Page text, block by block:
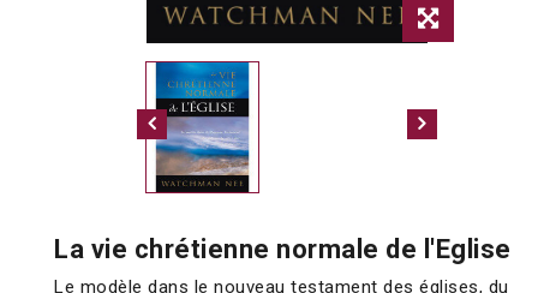
La vie chrétienne normale de l'Eglise
Le modèle dans le nouveau testament des églises, du